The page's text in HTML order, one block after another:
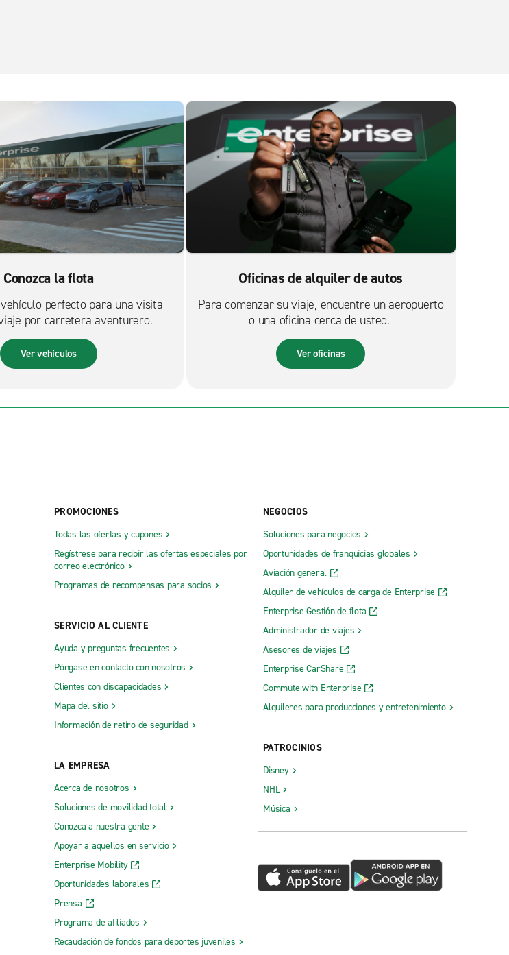
Conozca la flota
perfecto para una visita
por carretera aventurero.
Ver vehículos
Oficinas de alquiler de autos
Para comenzar su viaje, encuentre un aeropuerto
o una oficina cerca de usted.
Ver oficinas
PROMOCIONES
Todas las ofertas y cupones
Regístrese para recibir las ofertas especiales por
correo electrónico
Programas de recompensas para socios
SERVICIO AL CLIENTE
Ayuda y preguntas frecuentes
Póngase en contacto con nosotros
Clientes con discapacidades
Mapa del sitio
Información de retiro de seguridad
LA EMPRESA
Acerca de nosotros
Soluciones de movilidad total
Conozca a nuestra gente
Apoyar a aquellos en servicio
Enterprise Mobility
Oportunidades laborales
Prensa
Programa de afiliados
Recaudación de fondos para deportes juveniles
NEGOCIOS
Soluciones para negocios
Oportunidades de franquicias globales
Aviación general
Alquiler de vehículos de carga de Enterprise
Enterprise Gestión de flota
Administrador de viajes
Asesores de viajes
Enterprise CarShare
Commute with Enterprise
Alquileres para producciones y entretenimiento
PATROCINIOS
Disney
NHL
Música